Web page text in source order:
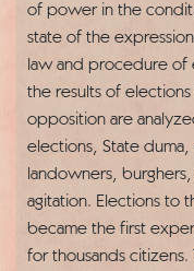
of power in the
state of the
law and procedure
the results of
opposition are
elections, State duma,
landowners,
agitation. Elections to
became the first
for thousands